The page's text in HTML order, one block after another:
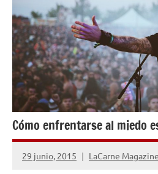
MÚSICOS
Cómo enfrentarse al miedo
29 junio, 2015 LaCarne Magazine
No